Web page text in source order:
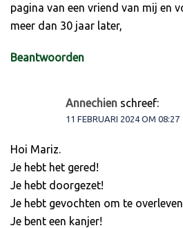
pagina van een vriend van mij en
meer dan 30 jaar later,
Beantwoorden
Annechien schreef:
11 FEBRUARI 2024 OM 08:27
Hoi Mariz.
Je hebt het gered!
Je hebt doorgezet!
Je hebt gevochten om te
Je bent een kanjer!